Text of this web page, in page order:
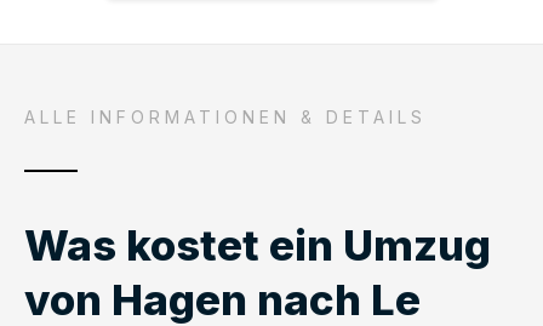
ALLE INFORMATIONEN & DETAILS
Was kostet ein Umzug
von Hagen nach Le